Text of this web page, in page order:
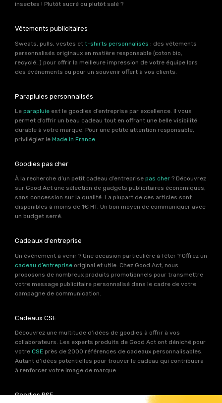
insectes ! Plutôt sucré ou plutôt salé ?
Vêtements publicitaires
Sweats, pulls, vestes et t-shirts personnalisés : des vêtements
personnalisés originaux en matière responsable (coton bio,
recyclé…) pour offrir la meilleure impression de votre équipe lors
des événements ou pour un souvenir offert à vos clients.
Parapluies personnalisés
Le parapluie est le goodies d’entreprise par excellence. Il vous
permet d’offrir un beau cadeau tout en offrant une belle visibilité
durable à votre marque. Pour une petite attention responsable,
privilégiez le Made in France.
Goodies pas cher
À la recherche d’un petit cadeau d’entreprise pas cher ? Découvrez
sur Good Act une sélection de gadgets publicitaires économiques,
sans concession sur la qualité. La plupart de ces articles sont
disponibles à moins de 1€ HT. Un bon moyen de communiquer avec
un budget serré.
Cadeaux d'entreprise
Un événement à venir ? Une occasion particulière à fêter ? Offrez un
cadeau d’entreprise original et utile. Chez Good Act, nous
proposons de nombreux produits promotionnels pour transmettre
votre message publicitaire personnalisé dans le cadre de votre
campagne de communication.
Cadeaux CSE
Découvrez une multitude d’idées de goodies à offrir à vos
collaborateurs. Les experts produits de Good Act ont déniché pour
votre CSE près de 2000 références de cadeaux personnalisables.
Autant d’idées potentielles pour trouver le cadeau qui contribuera
à renforcer votre image de marque.
Goodies RSE